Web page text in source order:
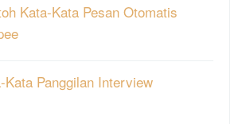
Kata-Kata Pesan Otomatis
Kata Panggilan Interview